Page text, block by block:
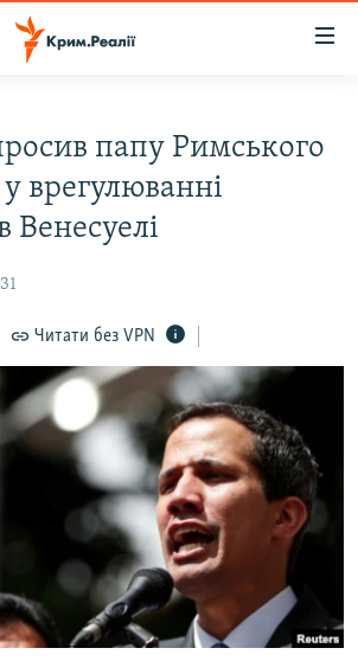
КРИМУ
папу Римського
врегулюванні
Венесуелі
Читати без VPN